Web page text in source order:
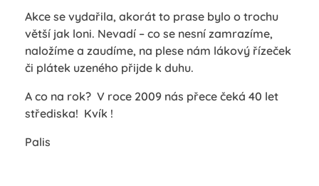
Akce se vydařila, akorát to prase bylo o trochu
větší jak loni. Nevadí – co se nesní zamrazíme,
naložíme a zaudíme, na plese nám lákový řízeček
či plátek uzeného přijde k duhu.
A co na rok? V roce 2009 nás přece čeká 40 let
střediska! Kvík !
Palis